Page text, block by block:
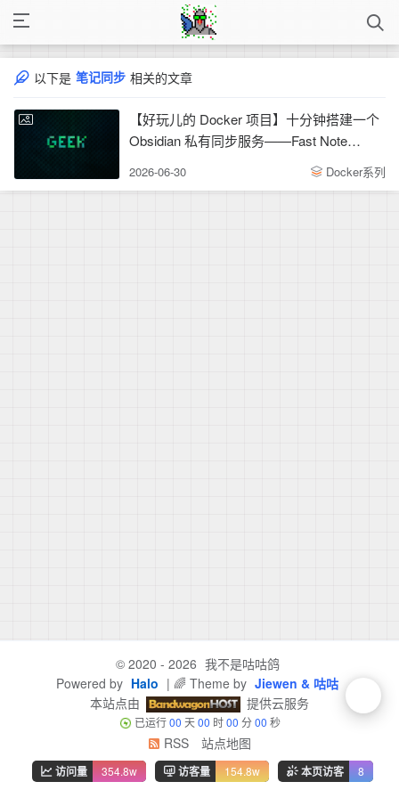
以下是 笔记同步 相关的文章
【好玩儿的 Docker 项目】十分钟搭建一个
Obsidian 私有同步服务——Fast Note
Sync，多端实时同步笔记和附件
2026-06-30 Docker系列
© 2020 - 2026 我不是咕咕鸽
Powered by Halo | 🌈 Theme by Jiewen & 咕咕
本站点由
提供云服务
已运行00 天00 时00 分00 秒
RSS 站点地图
访问量 354.8w 访客量 154.8w 本页访客 8